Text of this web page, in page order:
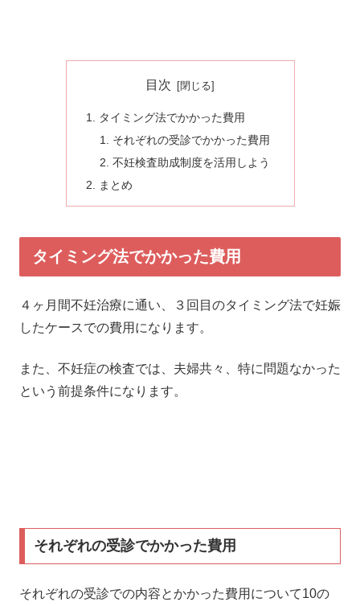
目次
タイミング法でかかった費用
それぞれの受診でかかった費用
不妊検査助成制度を活用しよう
まとめ
タイミング法でかかった費用
４ヶ月間不妊治療に通い、３回目のタイミング法で妊娠
したケースでの費用になります。
また、不妊症の検査では、夫婦共々、特に問題なかった
という前提条件になります。
それぞれの受診でかかった費用
それぞれの受診での内容とかかった費用について10の